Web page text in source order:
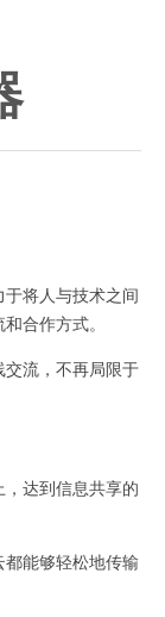
将人与技术之间
合作方式。
流，不再局限于
达到信息共享的
能够轻松地传输